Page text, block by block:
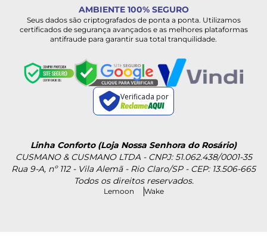
AMBIENTE 100% SEGURO
Seus dados são criptografados de ponta a ponta. Utilizamos
certificados de segurança avançados e as melhores plataformas
antifraude para garantir sua total tranquilidade.
Verificada por
Linha Conforto (Loja Nossa Senhora do Rosário)
CUSMANO & CUSMANO LTDA - CNPJ: 51.062.438/0001-35
Rua 9-A, nº 112 - Vila Alemã - Rio Claro/SP - CEP: 13.506-665
Todos os direitos reservados.
Lemoon Wake